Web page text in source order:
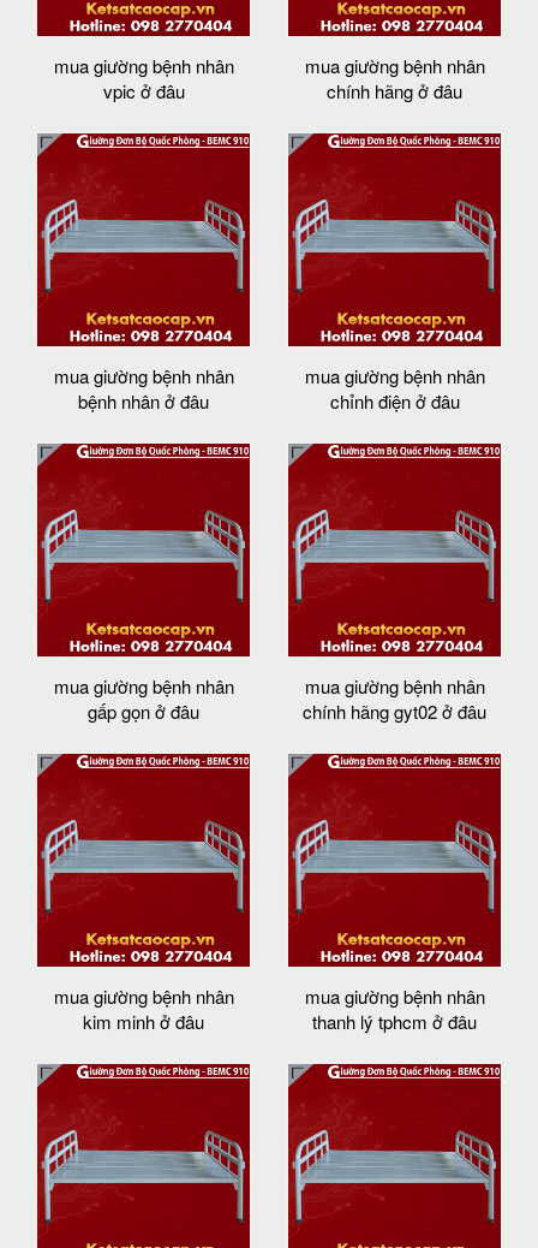
mua giường bệnh nhân
vpic ở đâu
mua giường bệnh nhân
chính hãng ở đâu
mua giường bệnh nhân
bệnh nhân ở đâu
mua giường bệnh nhân
chỉnh điện ở đâu
mua giường bệnh nhân
gấp gọn ở đâu
mua giường bệnh nhân
chính hãng gyt02 ở đâu
mua giường bệnh nhân
kim minh ở đâu
mua giường bệnh nhân
thanh lý tphcm ở đâu